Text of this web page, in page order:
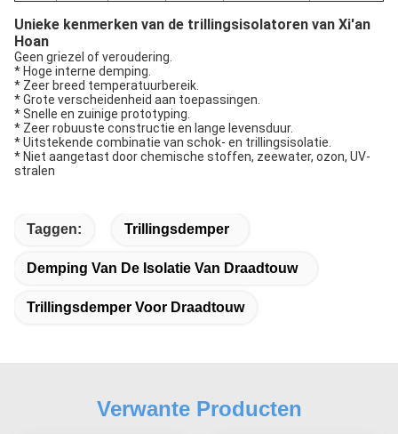
Unieke kenmerken van de trillingsisolatoren van Xi'an
Hoan
Geen griezel of veroudering.
* Hoge interne demping.
* Zeer breed temperatuurbereik.
* Grote verscheidenheid aan toepassingen.
* Snelle en zuinige prototyping.
* Zeer robuuste constructie en lange levensduur.
* Uitstekende combinatie van schok- en trillingsisolatie.
* Niet aangetast door chemische stoffen, zeewater, ozon, UV-
stralen
Taggen: Trillingsdemper
Demping Van De Isolatie Van Draadtouw
Trillingsdemper Voor Draadtouw
Verwante Producten